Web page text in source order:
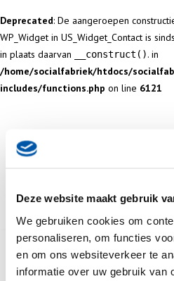
Deze website maakt gebruik
We gebruiken cookies om
personaliseren, om functies
en om ons websiteverkeer te
informatie over uw gebruik van
Deprecated: De aangeroepen
WP_Widget in US_Widget_Contact is
in plaats daarvan
__construct(). in
/home/socialfabriek/htdocs/
includes/functions.php on line 6121